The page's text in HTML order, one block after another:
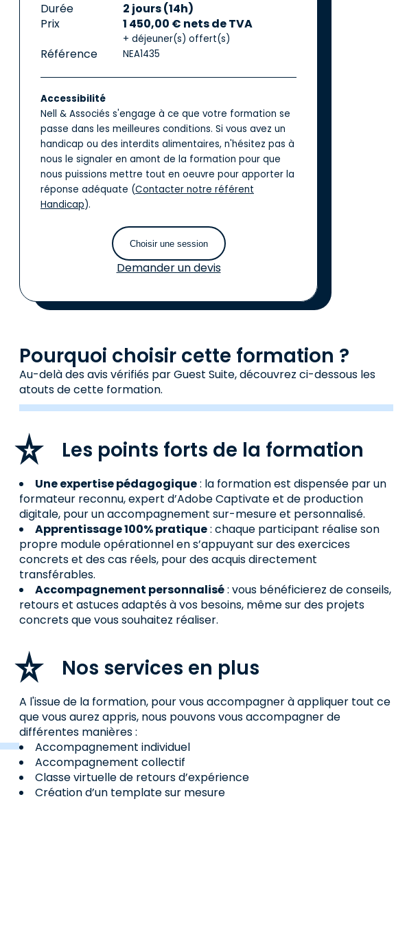
Durée
2 jours (14h)
Prix
1 450,00 € nets de TVA
+ déjeuner(s) offert(s)
Référence NEA1435
Accessibilité
Nell & Associés s'engage à ce que votre formation se
passe dans les meilleures conditions. Si vous avez un
handicap ou des interdits alimentaires, n'hésitez pas à
nous le signaler en amont de la formation pour que
nous puissions mettre tout en oeuvre pour apporter la
réponse adéquate (Contacter notre référent
Handicap).
Choisir une session
Demander un devis
Pourquoi choisir cette formation ?
Au-delà des avis vérifiés par Guest Suite, découvrez ci-dessous les
atouts de cette formation.
Les points forts de la formation
Une expertise pédagogique: la formation est dispensée par un
formateur reconnu, expert d’Adobe Captivate et de production
digitale, pour un accompagnement sur-mesure et personnalisé.
Apprentissage 100% pratique: chaque participant réalise son
propre module opérationnel en s’appuyant sur des exercices
concrets et des cas réels, pour des acquis directement
transférables.
Accompagnement personnalisé: vous bénéficierez de conseils,
retours et astuces adaptés à vos besoins, même sur des projets
concrets que vous souhaitez réaliser.
Nos services en plus
A l'issue de la formation, pour vous accompagner à appliquer tout ce
que vous aurez appris, nous pouvons vous accompagner de
différentes manières :
Accompagnement individuel
Accompagnement collectif
Classe virtuelle de retours d’expérience
Création d’un template sur mesure